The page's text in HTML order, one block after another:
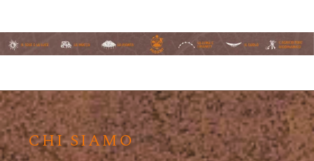
CHI SIAMO